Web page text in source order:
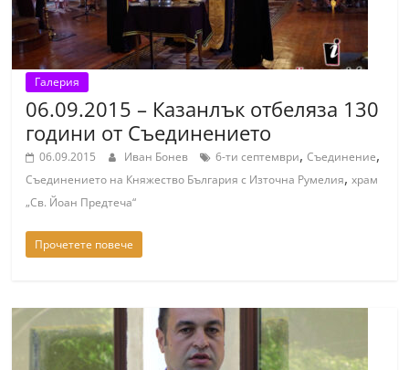
Галерия
06.09.2015 – Казанлък отбеляза 130
години от Съединението
06.09.2015 Иван Бонев 6-ти септември,Съединение,
Съединението на Княжество България с Източна Румелия,храм
„Св. Йоан Предтеча“
Прочетете повече